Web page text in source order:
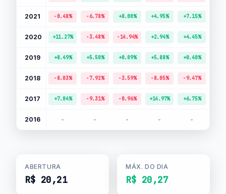
2021 -0.48% -6.78% +8.00% +4.95% +7.15%
2020 +11.27% -3.48% -14.94% +2.94% +4.45%
2019 +8.49% +5.50% +0.09% +5.88% +0.40%
2018 -8.03% -7.92% -3.59% -8.05% -9.47%
2017 +7.04% -9.31% -0.96% +14.97% +6.75%
2016 - - - - -
ABERTURA
R$ 20,21
MÁX. DO DIA
R$ 20,27